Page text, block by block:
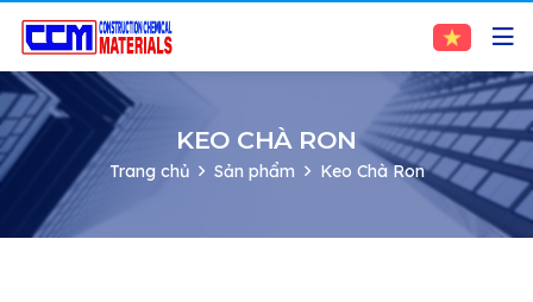
KEO CHÀ RON
Trang chủ Sản phẩm Keo Chà Ron